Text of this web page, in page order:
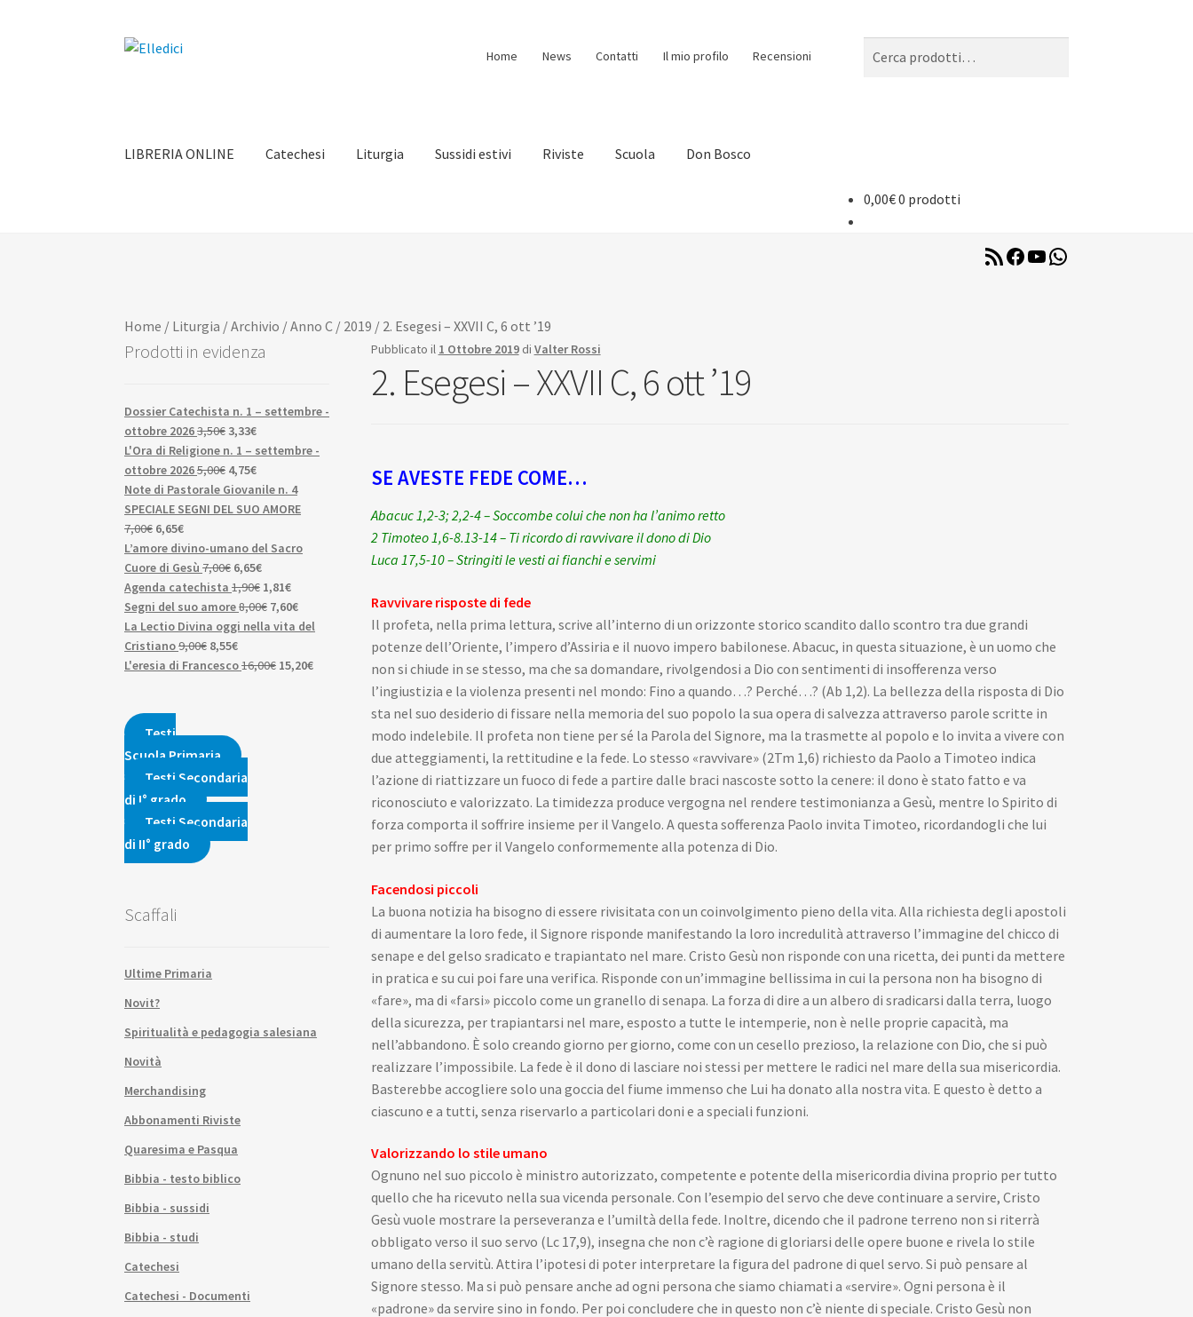
Vai
Vai
Home News Contatti Il mio profilo Recensioni
LIBRERIA ONLINE Catechesi Liturgia Sussidi estivi Riviste Scuola Don Bosco
0,00€0 prodotti
RSS Facebook
YouTube
Home / Liturgia /Archivio /Anno C / 2019 / 2. Esegesi – XXVII C, 6 ott ’19
Pubblicato il 1 Ottobre 2019 di Valter Rossi
2. Esegesi – XXVII C, 6 ott ’19
SE AVESTE FEDE COME…
Abacuc 1,2-3; 2,2-4 – Soccombe colui che non ha l’animo retto
2 Timoteo 1,6-8.13-14 – Ti ricordo di ravvivare il dono di Dio
Luca 17,5-10 – Stringiti le vesti ai fianchi e servimi
Ravvivare risposte di fede
Il profeta, nella prima lettura, scrive all’interno di un orizzonte storico scandito dallo scontro tra due grandi
potenze dell’Oriente, l’impero d’Assiria e il nuovo impero babilonese. Abacuc, in questa situazione, è un uomo che
non si chiude in se stesso, ma che sa domandare, rivolgendosi a Dio con sentimenti di insofferenza verso
l’ingiustizia e la violenza presenti nel mondo: Fino a quando…? Perché…? (Ab 1,2). La bellezza della risposta di Dio
sta nel suo desiderio di fissare nella memoria del suo popolo la sua opera di salvezza attraverso parole scritte in
modo indelebile. Il profeta non tiene per sé la Parola del Signore, ma la trasmette al popolo e lo invita a vivere con
due atteggiamenti, la rettitudine e la fede. Lo stesso «ravvivare» (2Tm 1,6) richiesto da Paolo a Timoteo indica
l’azione di riattizzare un fuoco di fede a partire dalle braci nascoste sotto la cenere: il dono è stato fatto e va
riconosciuto e valorizzato. La timidezza produce vergogna nel rendere testimonianza a Gesù, mentre lo Spirito di
forza comporta il soffrire insieme per il Vangelo. A questa sofferenza Paolo invita Timoteo, ricordandogli che lui
per primo soffre per il Vangelo conformemente alla potenza di Dio.
Facendosi piccoli
La buona notizia ha bisogno di essere rivisitata con un coinvolgimento pieno della vita. Alla richiesta degli apostoli
di aumentare la loro fede, il Signore risponde manifestando la loro incredulità attraverso l’immagine del chicco di
senape e del gelso sradicato e trapiantato nel mare. Cristo Gesù non risponde con una ricetta, dei punti da mettere
in pratica e su cui poi fare una verifica. Risponde con un’immagine bellissima in cui la persona non ha bisogno di
«fare», ma di «farsi» piccolo come un granello di senapa. La forza di dire a un albero di sradicarsi dalla terra, luogo
della sicurezza, per trapiantarsi nel mare, esposto a tutte le intemperie, non è nelle proprie capacità, ma
nell’abbandono. È solo creando giorno per giorno, come con un cesello prezioso, la relazione con Dio, che si può
realizzare l’impossibile. La fede è il dono di lasciare noi stessi per mettere le radici nel mare della sua misericordia.
Basterebbe accogliere solo una goccia del fiume immenso che Lui ha donato alla nostra vita. E questo è detto a
ciascuno e a tutti, senza riservarlo a particolari doni e a speciali funzioni.
Valorizzando lo stile umano
Ognuno nel suo piccolo è ministro autorizzato, competente e potente della misericordia divina proprio per tutto
quello che ha ricevuto nella sua vicenda personale. Con l’esempio del servo che deve continuare a servire, Cristo
Gesù vuole mostrare la perseveranza e l’umiltà della fede. Inoltre, dicendo che il padrone terreno non si riterrà
obbligato verso il suo servo (Lc 17,9), insegna che non c’è ragione di gloriarsi delle opere buone e rivela lo stile
umano della servitù. Attira l’ipotesi di poter interpretare la figura del padrone di quel servo. Si può pensare al
Signore stesso. Ma si può pensare anche ad ogni persona che siamo chiamati a «servire». Ogni persona è il
«padrone» da servire sino in fondo. Per poi concludere che in questo non c’è niente di speciale. Cristo Gesù non
Prodotti in evidenza
Dossier Catechista n. 1 – settembre -
ottobre 20263,50€ Il
prezzo
originale
era:
3,50€.
3,33€Il
prezzo
attuale
è:
3,33€.
L'Ora di Religione n. 1 – settembre -
ottobre 20265,00€ Il
prezzo
originale
5,00€.
4,75€Il
prezzo
attuale
4,75€.
Note di Pastorale Giovanile n. 4
SPECIALE SEGNI DEL SUO AMORE
7,00€ Il
prezzo
originale
era:
7,00€.
6,65€Il
prezzo
attuale
è:
6,65€.
L’amore divino-umano del Sacro
Cuore di Gesù 7,00€ Il
prezzo
originale
era:
7,00€.
6,65€Il
prezzo
attuale
è:
Agenda catechista 1,90€ Il
prezzo
originale
1,90€.
1,81€Il
prezzo
attuale
1,81€.
Segni del suo amore8,00€ Il
prezzo
era:
7,60€Il
prezzo
è:
La Lectio Divina oggi nella vita del
Cristiano9,00€ Il
prezzo
8,55€Il
prezzo
L'eresia di Francesco16,00€ Il
15,20€Il
Testi
Scuola Primaria
Testi Secondaria
di I° grado
Testi Secondaria
di II° grado
Scaffali
Ultime Primaria
Novit?
Spiritualità e pedagogia salesiana
Novità
Merchandising
Abbonamenti Riviste
Quaresima e Pasqua
Bibbia - testo biblico
Bibbia - sussidi
Bibbia - studi
Catechesi
Catechesi - Documenti